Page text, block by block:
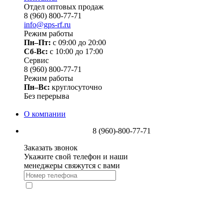
Отдел оптовых продаж
8 (960) 800-77-71
info@gps-rf.ru
Режим работы
Пн–Пт: с 09:00 до 20:00
Сб-Вс: c 10:00 до 17:00
Сервис
8 (960) 800-77-71
Режим работы
Пн–Вс: круглосуточно
Без перерыва
О компании
8 (960)-800-77-71
Заказать звонок
Укажите свой телефон и наши
менеджеры свяжутся с вами